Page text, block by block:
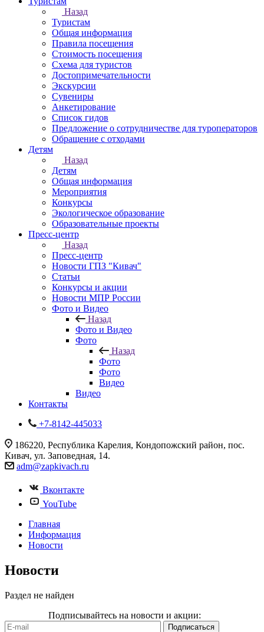
Назад
Туристам
Общая информация
Правила посещения
Стоимость посещения
Схема для туристов
Достопримечательности
Экскурсии
Сувениры
Анкетирование
Список гидов
Предложение о сотрудничестве для туроператоров
Обращение с отходами
Детям
Назад
Детям
Общая информация
Мероприятия
Конкурсы
Экологическое образование
Образовательные проекты
Пресс-центр
Назад
Пресс-центр
Новости ГПЗ "Кивач"
Статьи
Конкурсы и акции
Новости МПР России
Фото и Видео
Назад
Фото и Видео
Фото
Назад
Фото
Фото
Видео
Видео
Контакты
+7-8142-445033
186220, Республика Карелия, Кондопожский район, пос.
Кивач, ул. Заповедная, 14.
adm@zapkivach.ru
Вконтакте
YouTube
Главная
Информация
Новости
Новости
Раздел не найден
Подписывайтесь на новости и акции: